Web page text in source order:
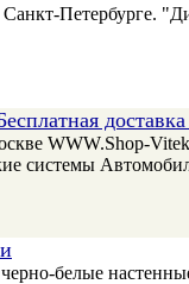
Петербурге.
WWW.Shop-
системы
белые